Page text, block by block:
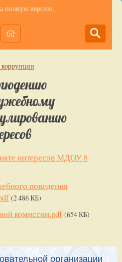
полную версию
интересов МДОУ 8
поведения
(2 486 КБ)
комиссии.pdf (654 КБ)
организации